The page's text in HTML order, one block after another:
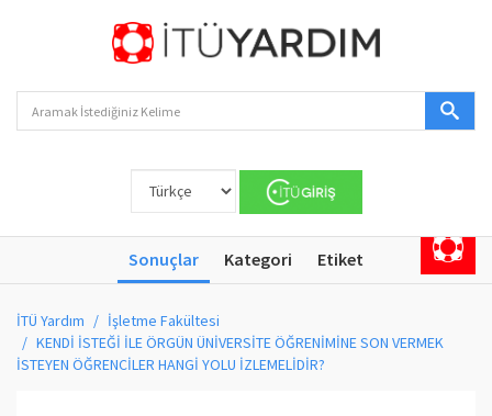
Sonuçlar Kategori Etiket
İTÜ Yardım
İşletme Fakültesi
KENDİ İSTEĞİ İLE ÖRGÜN ÜNİVERSİTE ÖĞRENİMİNE SON VERMEK
İSTEYEN ÖĞRENCİLER HANGİ YOLU İZLEMELİDİR?